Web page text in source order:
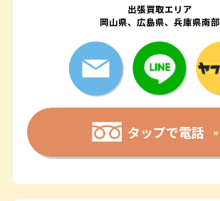
出張買取エリア
岡山県、広島県、兵庫県南部
タップで電話